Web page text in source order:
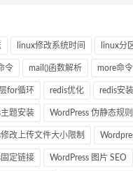
linux修改系统时间 linux分
令 mail()函数解析 more命令
for循环 redis优化 redis安
题安装 WordPress 伪静态规则
改上传文件大小限制
定链接 WordPress 图片 SEO